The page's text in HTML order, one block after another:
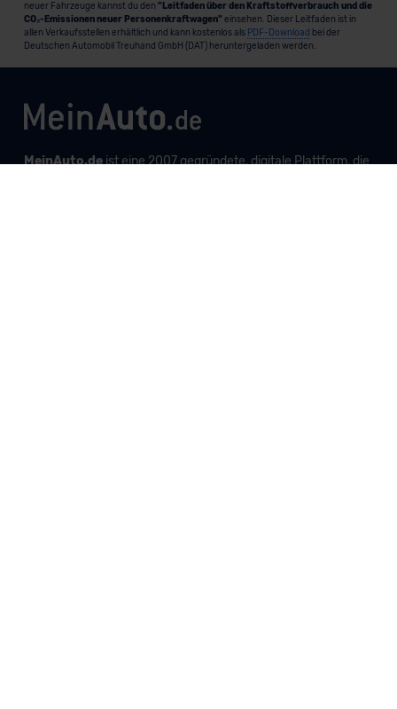
neuer Fahrzeuge kannst du den "Leitfaden über den Kraftstoffverbrauch und die
CO₂-Emissionen neuer Personenkraftwagen" einsehen. Dieser Leitfaden ist in
allen Verkaufsstellen erhältlich und kann kostenlos als PDF-Download bei der
Deutschen Automobil Treuhand GmbH (DAT) heruntergeladen werden.
MeinAuto.deist eine 2007 gegründete, digitale Plattform, die